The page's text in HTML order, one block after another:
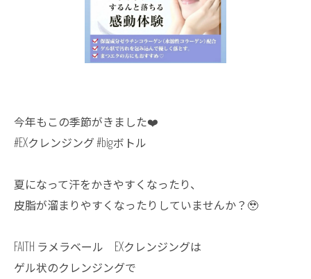
今年もこの季節がきました❤️
#EXクレンジング #bigボトル
夏になって汗をかきやすくなったり、
皮脂が溜まりやすくなったりしていませんか？🥹
FAITH ラメラベール EXクレンジングは
ゲル状のクレンジングで